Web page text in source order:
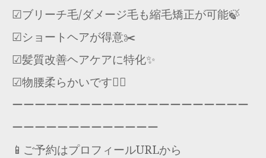
☑︎ブリーチ毛/ダメージ毛も縮毛矯正が可能🍃
☑︎ショートヘアが得意✂️
☑︎髪質改善ヘアケアに特化✨
☑︎物腰柔らかいです🙇‍♂️
ーーーーーーーーーーーーーーーーーーーーー
ーーーーーーーーーーーーー
📱ご予約はプロフィールURLから